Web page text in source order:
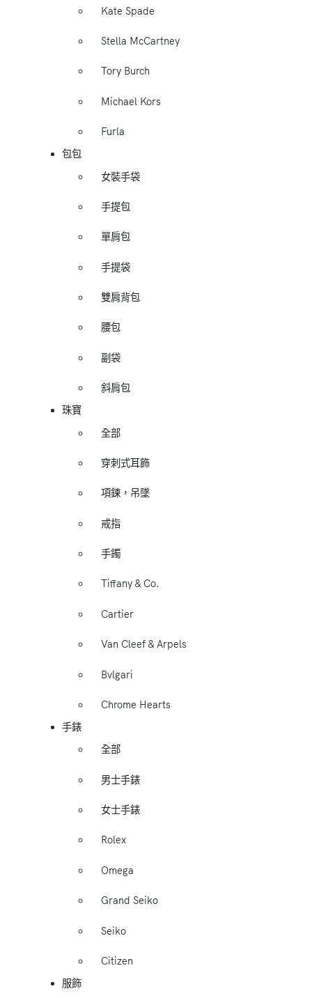
Kate Spade
Stella McCartney
Tory Burch
Michael Kors
Furla
包包
女裝手袋
手提包
單肩包
手提袋
雙肩背包
腰包
副袋
斜肩包
珠寶
全部
穿刺式耳飾
項鍊，吊墜
戒指
手鐲
Tiffany & Co.
Cartier
Van Cleef & Arpels
Bvlgari
Chrome Hearts
手錶
全部
男士手錶
女士手錶
Rolex
Omega
Grand Seiko
Seiko
Citizen
服飾